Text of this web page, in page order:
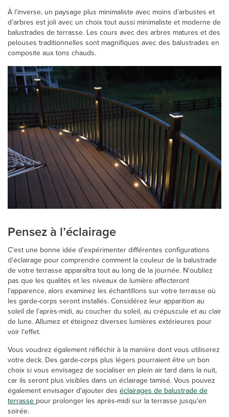
À l’inverse, un paysage plus minimaliste avec moins d’arbustes et
d’arbres est joli avec un choix tout aussi minimaliste et moderne de
balustrades de terrasse. Les cours avec des arbres matures et des
pelouses traditionnelles sont magnifiques avec des balustrades en
composite aux tons chauds.
Pensez à l’éclairage
C'est une bonne idée d'expérimenter différentes configurations
d'éclairage pour comprendre comment la couleur de la balustrade
de votre terrasse apparaîtra tout au long de la journée. N'oubliez
pas que les qualités et les niveaux de lumière affecteront
l'apparence, alors examinez les échantillons sur votre terrasse où
les garde-corps seront installés. Considérez leur apparition au
soleil de l’après-midi, au coucher du soleil, au crépuscule et au clair
de lune. Allumez et éteignez diverses lumières extérieures pour
voir l’effet.
Vous voudrez également réfléchir à la manière dont vous utiliserez
votre deck. Des garde-corps plus légers pourraient être un bon
choix si vous envisagez de socialiser en plein air tard dans la nuit,
car ils seront plus visibles dans un éclairage tamisé. Vous pouvez
également envisager d'ajouter des éclairages de balustrade de
terrasse pour prolonger les après-midi sur la terrasse jusqu'en
soirée.